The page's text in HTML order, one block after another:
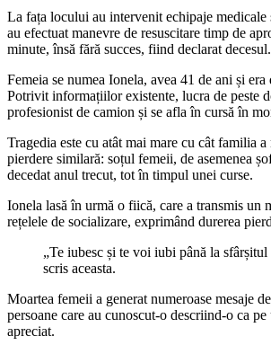
La fața locului au intervenit echipaje
au efectuat manevre de resuscitare timp de
minute, însă fără succes, fiind declarat decesul.
Femeia se numea Ionela, avea 41 de ani și
Potrivit informațiilor existente, lucra de peste
profesionist de camion și se afla în cursă în
Tragedia este cu atât mai mare cu cât familia
pierdere similară: soțul femeii, de asemenea
decedat anul trecut, tot în timpul unei curse.
Ionela lasă în urmă o fiică, care a transmis un
rețelele de socializare, exprimând durerea
„Te iubesc și te voi iubi până la
scris aceasta.
Moartea femeii a generat numeroase mesaje
persoane care au cunoscut-o descriind-o ca
apreciat.